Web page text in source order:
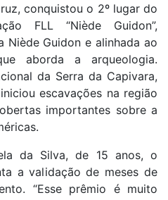
conquistou o 2º lugar do
FLL “Niède Guidon”,
Niède Guidon e alinhada ao
aborda a arqueologia.
da Serra da Capivara,
escavações na região
importantes sobre a
da Silva, de 15 anos, o
a validação de meses de
“Esse prêmio é muito